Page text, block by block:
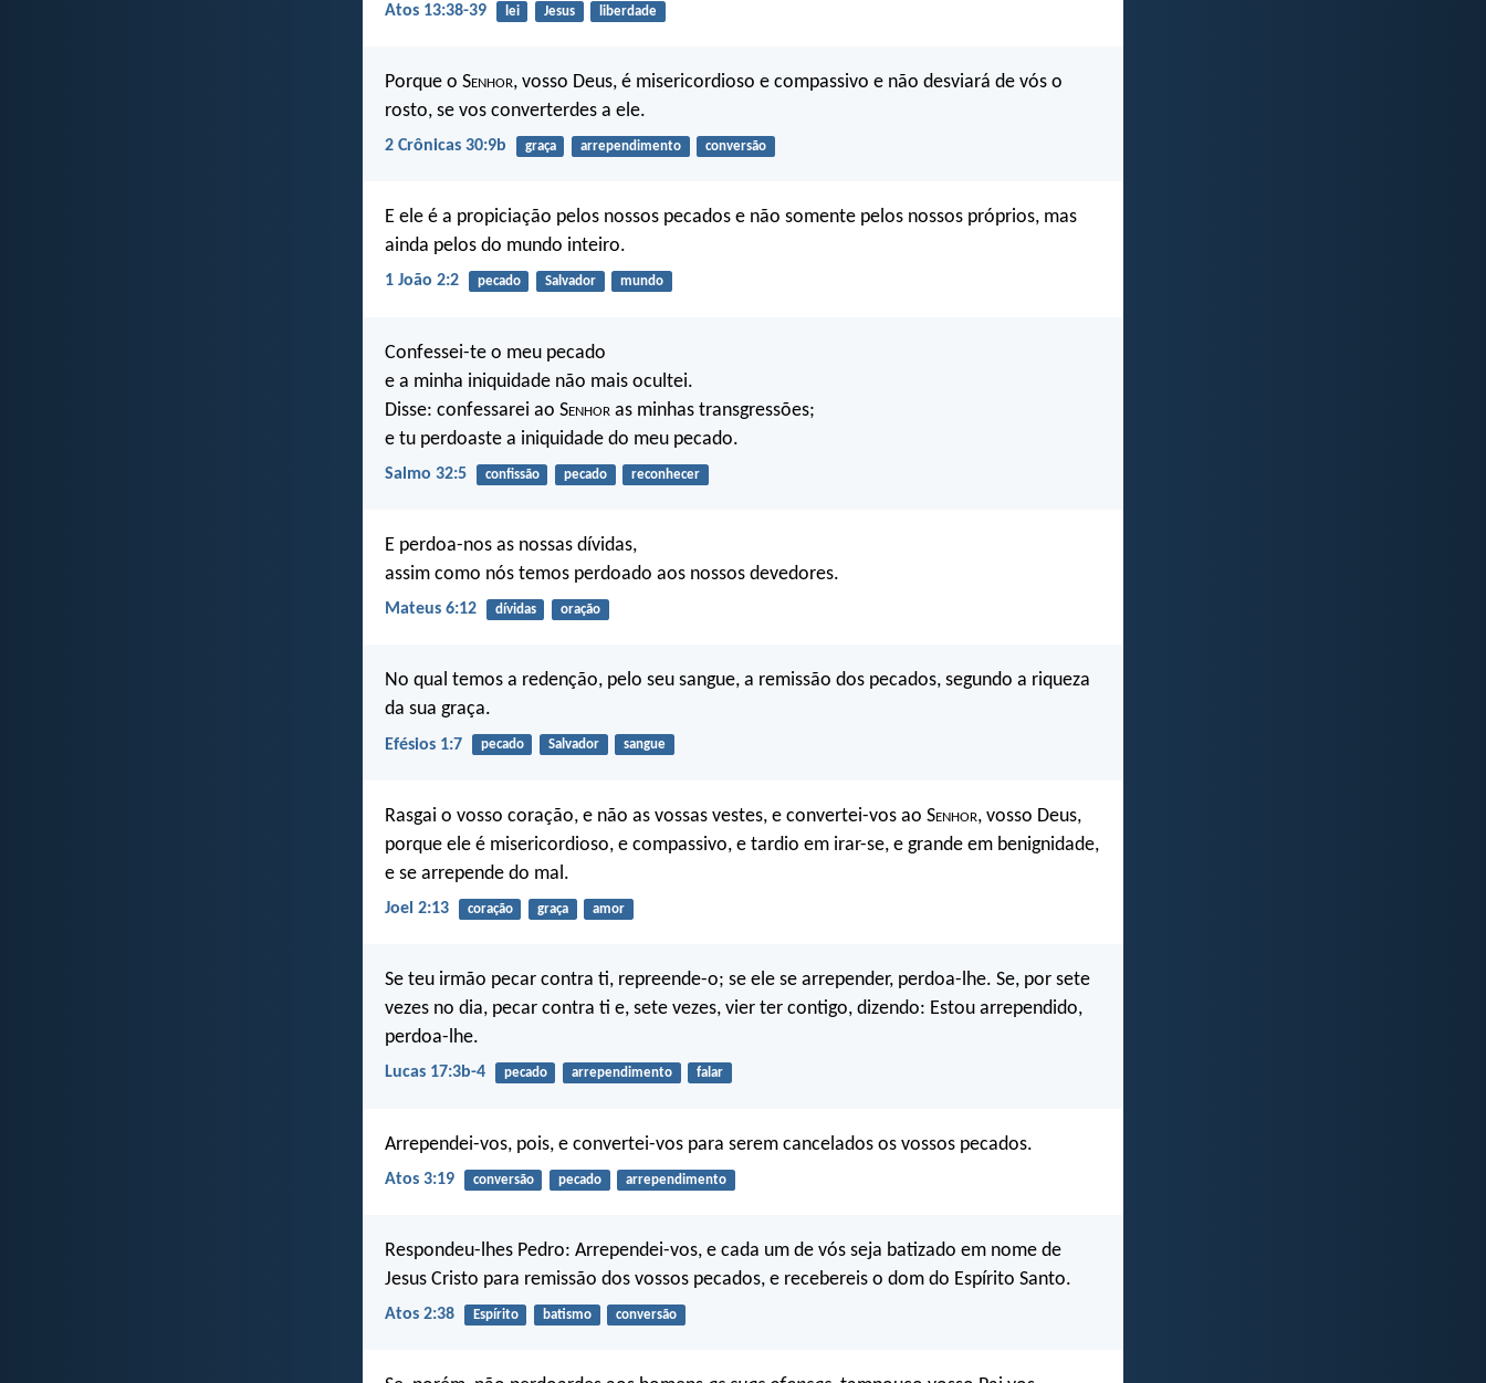
Atos 13:38-39 lei Jesus liberdade
Porque o Senhor, vosso Deus, é misericordioso e compassivo e não desviará de vós o
rosto, se vos converterdes a ele.
2 Crônicas 30:9b graça arrependimento conversão
E ele é a propiciação pelos nossos pecados e não somente pelos nossos próprios, mas
ainda pelos do mundo inteiro.
1 João 2:2 pecado Salvador mundo
Confessei-te o meu pecado
e a minha iniquidade não mais ocultei.
Disse: confessarei ao Senhor as minhas transgressões;
e tu perdoaste a iniquidade do meu pecado.
Salmo 32:5 confissão pecado reconhecer
E perdoa-nos as nossas dívidas,
assim como nós temos perdoado aos nossos devedores.
Mateus 6:12 dívidas oração
No qual temos a redenção, pelo seu sangue, a remissão dos pecados, segundo a riqueza
da sua graça.
Efésios 1:7 pecado Salvador sangue
Rasgai o vosso coração, e não as vossas vestes, e convertei-vos ao Senhor, vosso Deus,
porque ele é misericordioso, e compassivo, e tardio em irar-se, e grande em benignidade,
e se arrepende do mal.
Joel 2:13 coração graça amor
Se teu irmão pecar contra ti, repreende-o; se ele se arrepender, perdoa-lhe. Se, por sete
vezes no dia, pecar contra ti e, sete vezes, vier ter contigo, dizendo: Estou arrependido,
perdoa-lhe.
Lucas 17:3b-4 pecado arrependimento falar
Arrependei-vos, pois, e convertei-vos para serem cancelados os vossos pecados.
Atos 3:19 conversão pecado arrependimento
Respondeu-lhes Pedro: Arrependei-vos, e cada um de vós seja batizado em nome de
Jesus Cristo para remissão dos vossos pecados, e recebereis o dom do Espírito Santo.
Atos 2:38 Espírito batismo conversão